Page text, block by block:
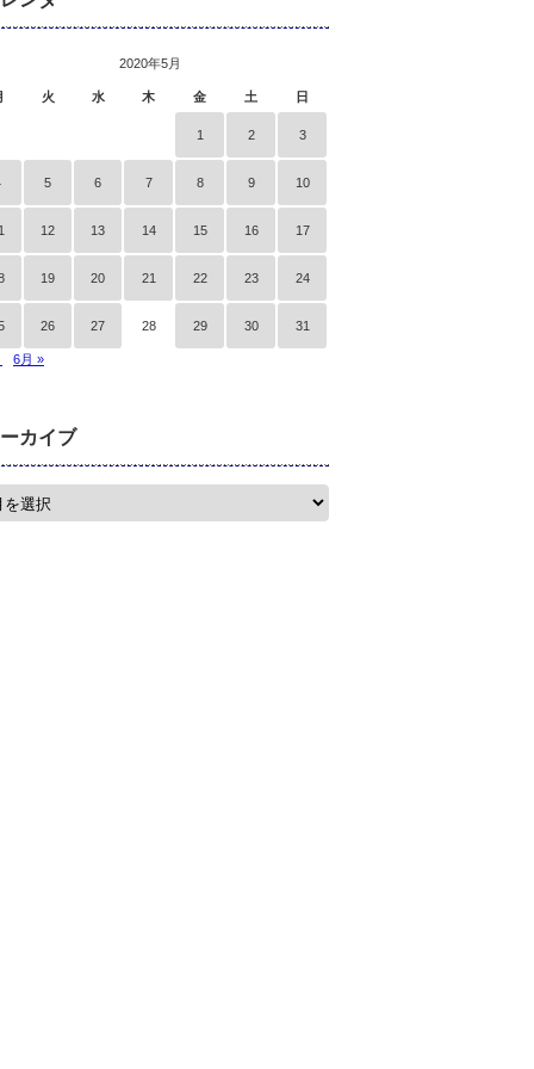
2020年5月
火 水 木 金 土 日
1 2 3
5 6 7 8 9 10
12 13 14 15 16 17
19 20 21 22 23 24
26 27 28 29 30 31
6月 »
カイブ